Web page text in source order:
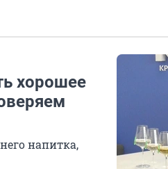
хорошее
напитка,